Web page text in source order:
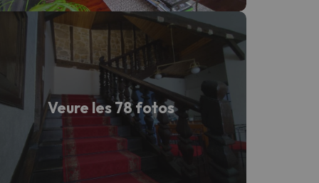
Veure les 78 fotos